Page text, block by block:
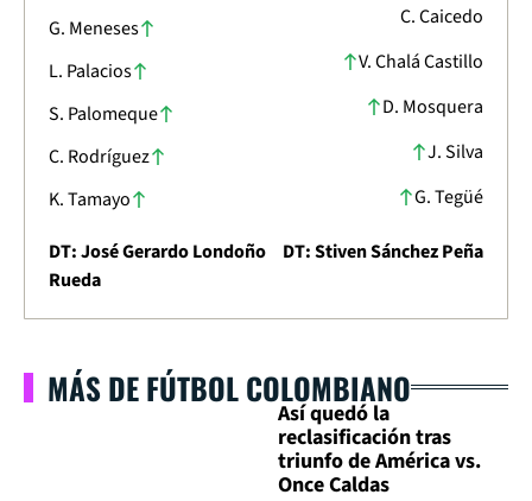
G. Meneses
L. Palacios
S. Palomeque
C. Rodríguez
K. Tamayo
C. Caicedo
V. Chalá Castillo
D. Mosquera
J. Silva
G. Tegüé
DT: José Gerardo Londoño
Rueda
DT: Stiven Sánchez Peña
MÁS DE FÚTBOL COLOMBIANO
Así quedó la
reclasificación tras
triunfo de América vs.
Once Caldas